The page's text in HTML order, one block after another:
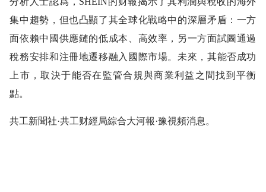
集中趨勢，但也凸顯了其全球化戰略中的深層矛盾：一方
面依賴中國供應鏈的低成本、高效率，另一方面試圖通過
稅務安排和注冊地遷移融入國際市場。未來，其能否成功
上市，取決于能否在監管合規與商業利益之間找到平衡
點。
共工新聞社·共工财經局綜合大河報·豫視頻消息。